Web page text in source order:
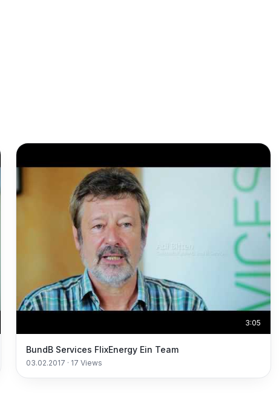
3:05
BundB Services FlixEnergy Ein Team
03.02.2017 · 17 Views